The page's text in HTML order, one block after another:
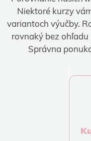
Niektoré kurzy
variantoch výučby.
rovnaký bez
Správna